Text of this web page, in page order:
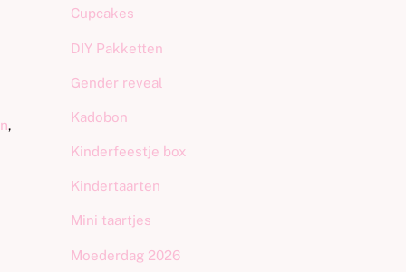
,
Cupcakes
DIY Pakketten
Gender reveal
Kadobon
Kinderfeestje box
Kindertaarten
Mini taartjes
Moederdag 2026